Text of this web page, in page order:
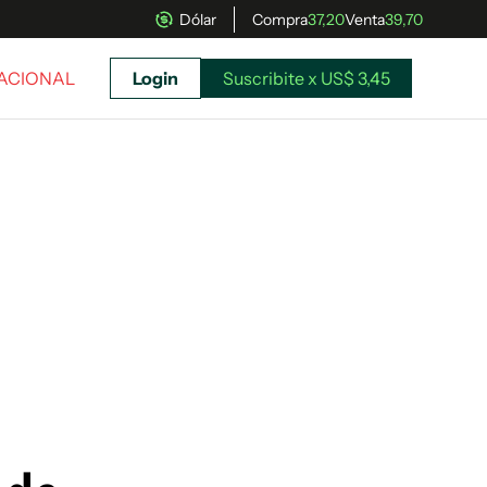
Dólar Compra37,20Venta39,70
Login Suscribite x US$ 3,45